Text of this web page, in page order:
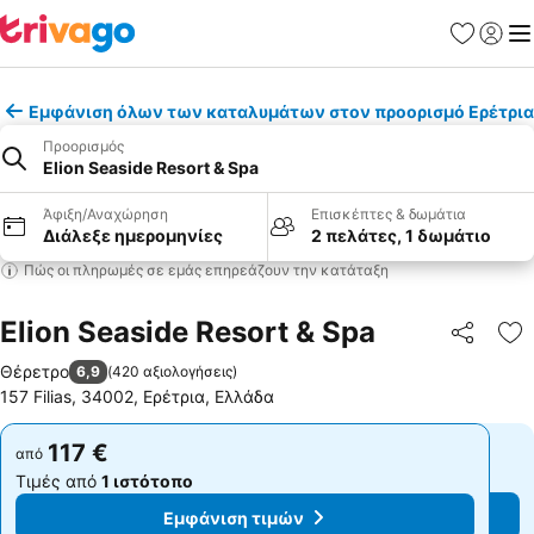
Εμφάνιση όλων των καταλυμάτων στον προορισμό Ερέτρια
Προορισμός
Elion Seaside Resort & Spa
Άφιξη/Αναχώρηση
Διάλεξε ημερομηνίες
Επισκέπτες & δωμάτια
2 πελάτες, 1 δωμάτιο
Πώς οι πληρωμές σε εμάς επηρεάζουν την κατάταξη
Elion Seaside Resort & Spa
Θέρετρο 6,9 (420 αξιολογήσεις)
157 Filias, 34002, Ερέτρια, Ελλάδα
από 117 €
Τιμές από 1 ιστότοπο
Εμφάνιση τιμών
από 117 €
Τιμές από 1 ιστότοπο
Εμφάνιση τιμών